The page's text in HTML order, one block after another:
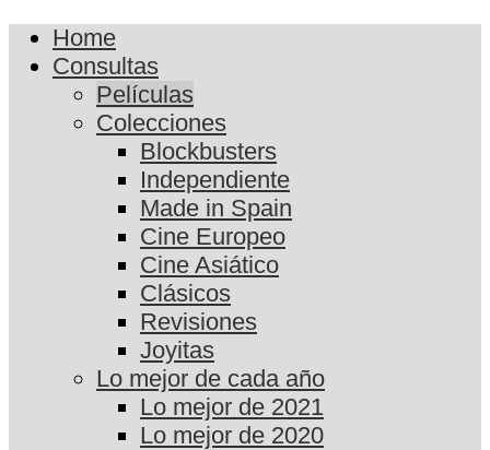
Home
Consultas
Películas
Colecciones
Blockbusters
Independiente
Made in Spain
Cine Europeo
Cine Asiático
Clásicos
Revisiones
Joyitas
Lo mejor de cada año
Lo mejor de 2021
Lo mejor de 2020